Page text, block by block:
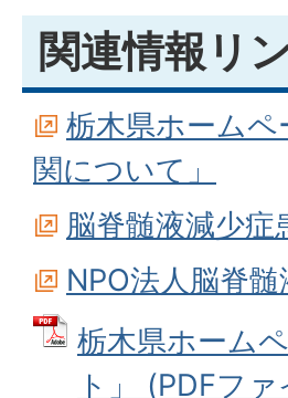
関連情報リ
栃木県ホームペ
関について」
脳脊髄液減少
NPO法人脳脊
栃木県ホーム
ト」 (PDFフ